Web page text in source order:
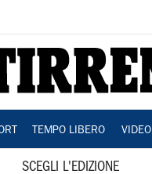
TEMPO LIBERO VIDEO
SCEGLI L'EDIZIONE